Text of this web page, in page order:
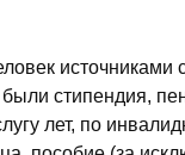
источниками
стипендия,
лет, по